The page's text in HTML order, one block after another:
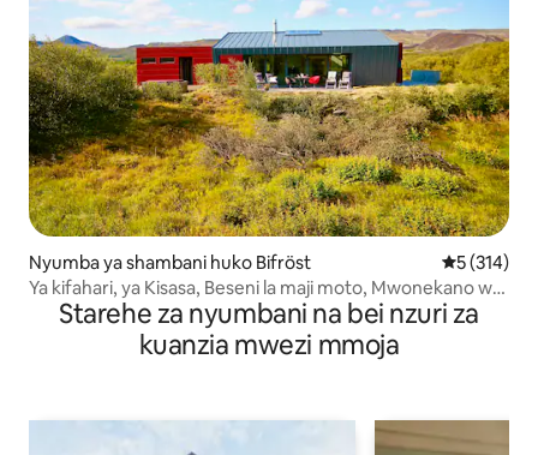
Nyumba ya shambani huko Bifröst Ukadiriaji
5 (314)
Ya kifahari, ya Kisasa, Beseni la maji moto, Mwonekano wa
Mto/Mlima.
Starehe za nyumbani na bei nzuri za
kuanzia mwezi mmoja